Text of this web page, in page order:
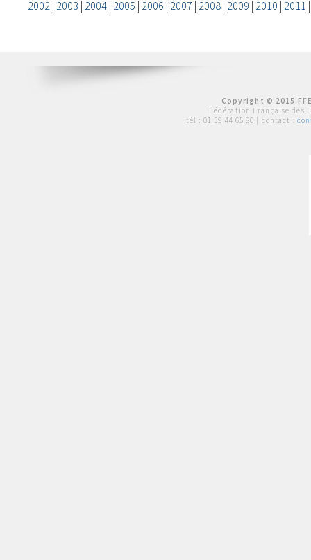
2002| 2003 | 2004| 2005 | 2006 | 2007 | 2008| 2009 | 2010 | 2011
Copyright © 2015
Fédération Française des
tél : 01 39 44 65 80 | contact :